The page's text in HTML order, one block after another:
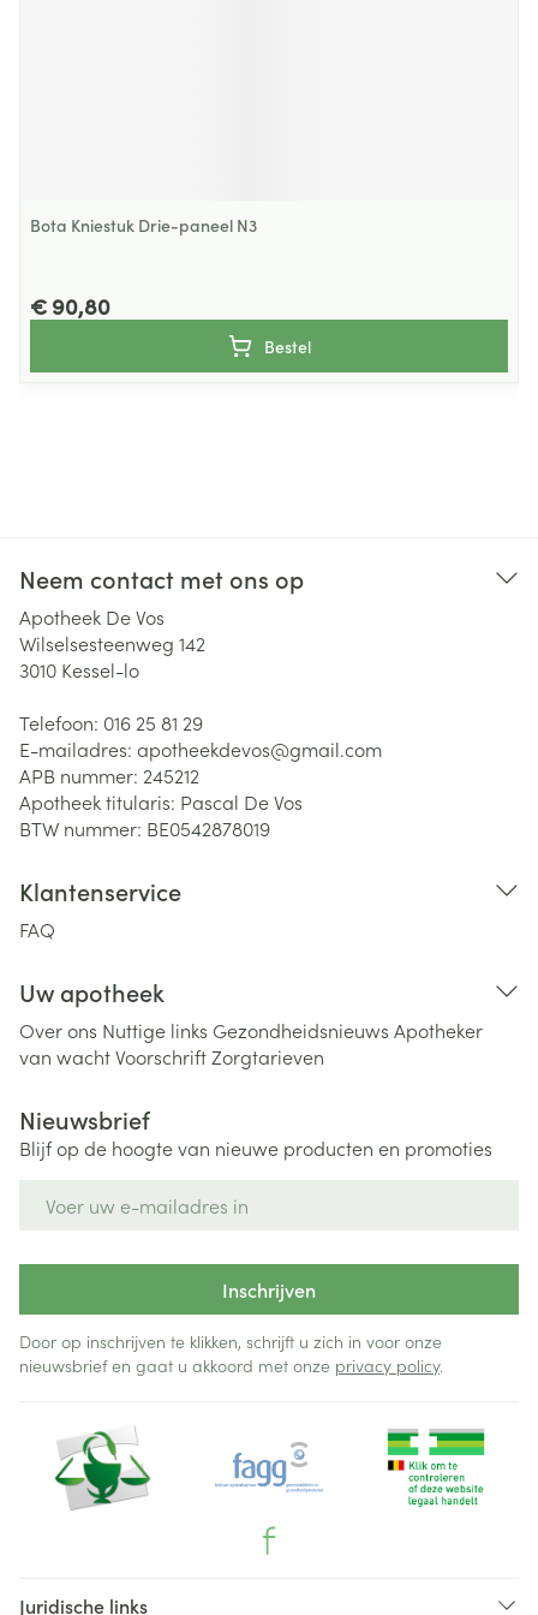
Bota Kniestuk Drie-paneel N3
€ 90,80
Bestel
Neem contact met ons op
Apotheek De Vos
Wilselsesteenweg 142
3010 Kessel-lo
Telefoon: 016 25 81 29
E-mailadres: apotheekdevos@gmail.com
APB nummer: 245212
Apotheek titularis: Pascal De Vos
BTW nummer: BE0542878019
Klantenservice
FAQ
Uw apotheek
Over ons Nuttige links Gezondheidsnieuws Apotheker
van wachtVoorschriftZorgtarieven
Nieuwsbrief
Blijf op de hoogte van nieuwe producten en promoties
Inschrijven
Door op inschrijven te klikken, schrijft u zich in voor onze
nieuwsbrief en gaat u akkoord met onze privacy policy.
Juridische links